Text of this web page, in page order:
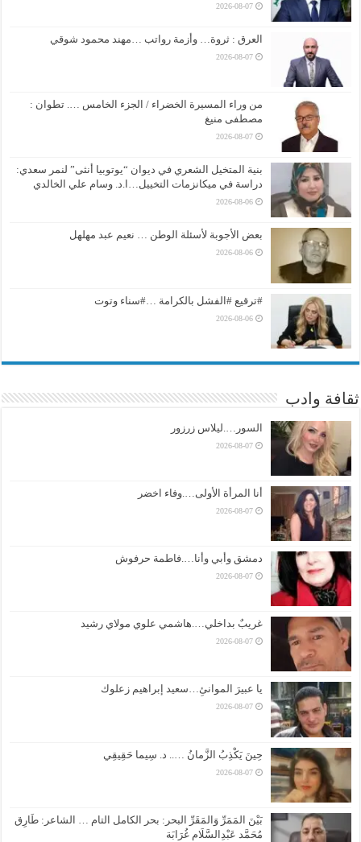
2026-08-07
العرق : ثروة… وأزمة رواتب …مهند محمود شوقي
2026-08-07
من وراء المسيرة الخضراء / الجزء الخامس …. تطوان :
مصطفى منيغ
2026-08-07
بنية المتخيل الشعري في ديوان “يوتوبيا أنثى” لنمر سعدي:
دراسة في ميكانزمات التخييل…ا.د. وسام علي الخالدي
2026-08-06
بعض الأجوبة لأسئلة الوطن … نعيم عبد مهلهل
2026-08-06
#ترقيع #الفشل بالكرامة …#سناء وتوت
2026-08-06
ثقافة وادب
السور….ليلاس زرزور
2026-08-07
أنا المرأة الأولى….وفاء اخضر
2026-08-07
دمشق وأبي وأنا….فاطمة حرفوش
2026-08-07
غريبٌ بداخلي….هاشمي علوي مولاي رشيد
2026-08-07
يا عبيرَ الموانئِ…سعيد إبراهيم زعلوك
2026-08-07
حِينَ يَكْذِبُ الزَّمانُ ….. د. سِيما حَقِيقِي
2026-08-07
بَيْنَ المَمَرِّ وَالمَقَرِّ البحر: بحر الكامل التام … الشاعر: طَارِق
مُحَمَّد عَبْدِالسَّلَام غُرَابَة